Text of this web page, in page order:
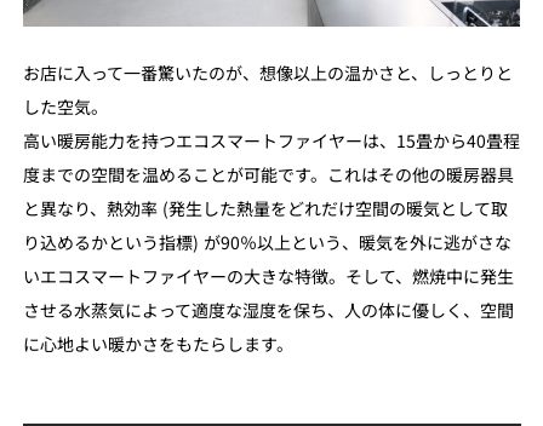
お店に入って一番驚いたのが、想像以上の温かさと、しっとりと
した空気。
高い暖房能力を持つエコスマートファイヤーは、15畳から40畳程
度までの空間を温めることが可能です。これはその他の暖房器具
と異なり、熱効率 (発生した熱量をどれだけ空間の暖気として取
り込めるかという指標) が90％以上という、暖気を外に逃がさな
いエコスマートファイヤーの大きな特徴。そして、燃焼中に発生
させる水蒸気によって適度な湿度を保ち、人の体に優しく、空間
に心地よい暖かさをもたらします。